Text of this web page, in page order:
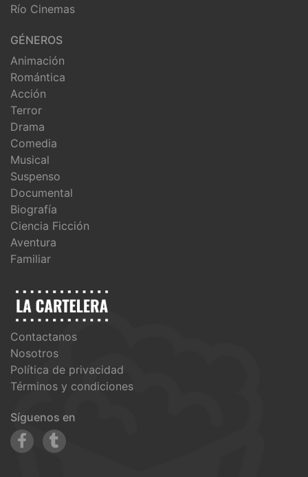
Río Cinemas
GÉNEROS
Animación
Romántica
Acción
Terror
Drama
Comedia
Musical
Suspenso
Documental
Biografía
Ciencia Ficción
Aventura
Familiar
Contactanos
Nosotros
Política de privacidad
Términos y condiciones
Síguenos en